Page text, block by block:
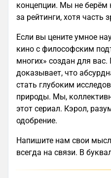
концепции. Мы не берём
за рейтинги, хотя часть
Если вы цените умное
кино с философским
многих» создан для вас.
доказывает, что
стать глубоким
природы. Мы,
этот сериал. Кэрол,
одобрение.
Напишите нам свои
всегда на связи. В